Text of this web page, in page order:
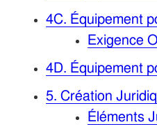
4C. Équipement
Exigence
4D. Équipement
5. Création
Éléments